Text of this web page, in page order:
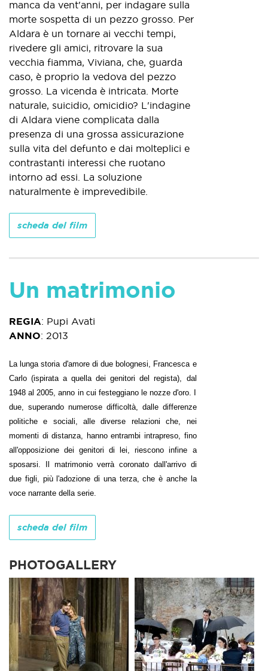
manca da vent'anni, per indagare sulla
morte sospetta di un pezzo grosso. Per
Aldara è un tornare ai vecchi tempi,
rivedere gli amici, ritrovare la sua
vecchia fiamma, Viviana, che, guarda
caso, è proprio la vedova del pezzo
grosso. La vicenda è intricata. Morte
naturale, suicidio, omicidio? L'indagine
di Aldara viene complicata dalla
presenza di una grossa assicurazione
sulla vita del defunto e dai molteplici e
contrastanti interessi che ruotano
intorno ad essi. La soluzione
naturalmente è imprevedibile.
scheda del film
Un matrimonio
REGIA: Pupi Avati
ANNO: 2013
La lunga storia d'amore di due bolognesi, Francesca e
Carlo (ispirata a quella dei genitori del regista), dal
1948 al 2005, anno in cui festeggiano le nozze d'oro. I
due, superando numerose difficoltà, dalle differenze
politiche e sociali, alle diverse relazioni che, nei
momenti di distanza, hanno entrambi intrapreso, fino
all'opposizione dei genitori di lei, riescono infine a
sposarsi. Il matrimonio verrà coronato dall'arrivo di
due figli, più l'adozione di una terza, che è anche la
voce narrante della serie.
scheda del film
PHOTOGALLERY